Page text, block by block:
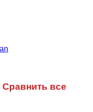
Сравнить все